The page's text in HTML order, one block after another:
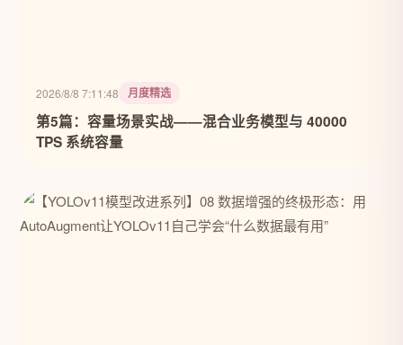
2026/8/8 7:11:48 月度精选
第5篇：容量场景实战——混合业务模型与 40000
TPS 系统容量